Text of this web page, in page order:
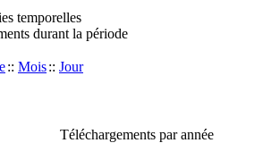
temporelles
durant la période
:: Mois:: Jour
Téléchargements par année